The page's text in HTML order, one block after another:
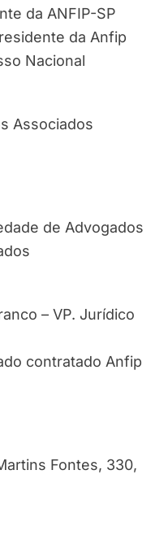
da ANFIP-SP
da Anfip
Nacional
Associados
de Advogados
– VP. Jurídico
contratado Anfip
Fontes, 330,